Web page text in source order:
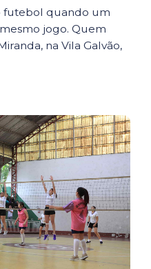
futebol quando um
jogo. Quem
na Vila Galvão,